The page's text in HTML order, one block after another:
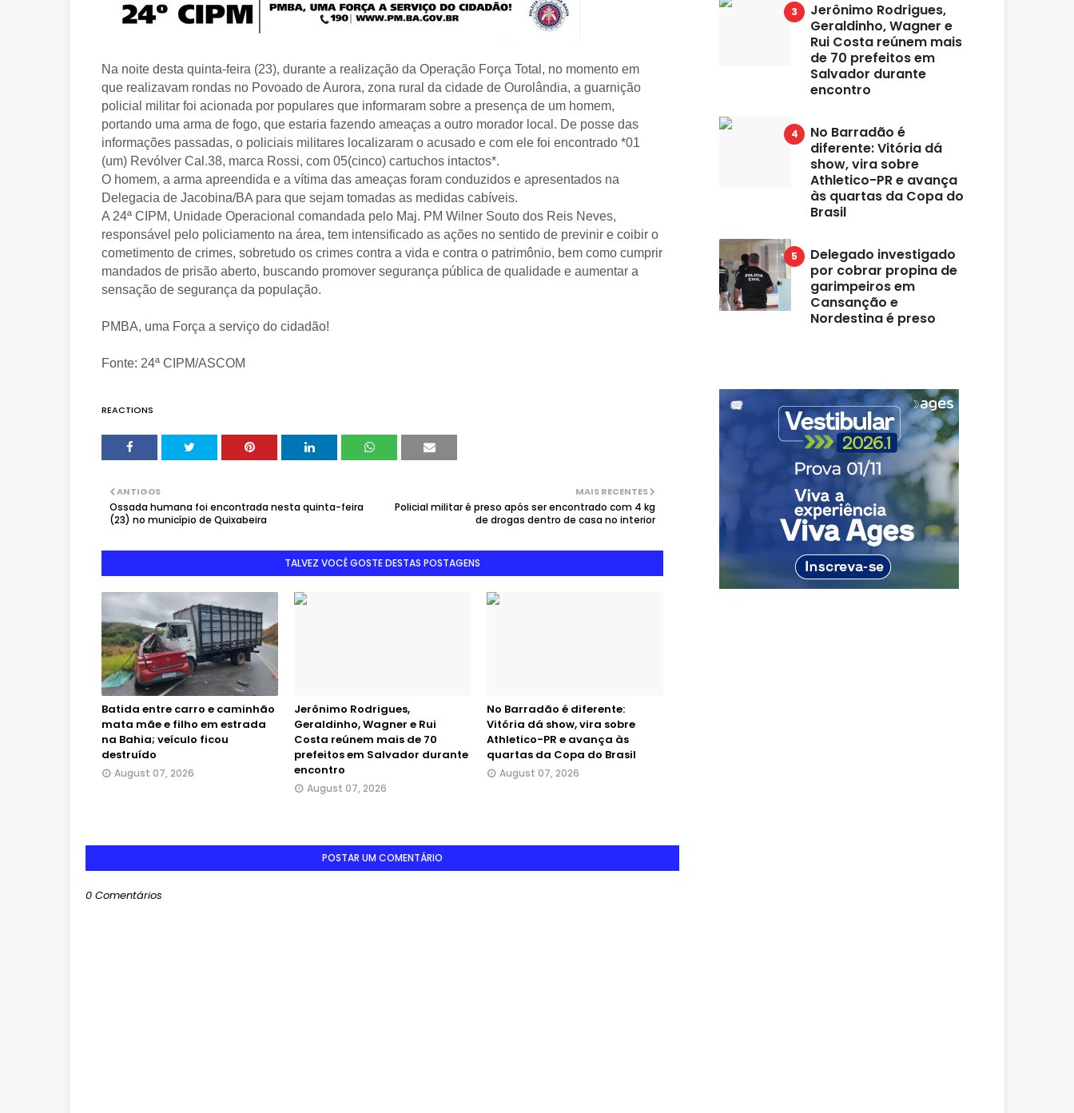
Na noite desta quinta-feira (23), durante a realização da Operação Força Total, no momento em
que realizavam rondas no Povoado de Aurora, zona rural da cidade de Ourolândia, a guarnição
policial militar foi acionada por populares que informaram sobre a presença de um homem,
portando uma arma de fogo, que estaria fazendo ameaças a outro morador local. De posse das
informações passadas, o policiais militares localizaram o acusado e com ele foi encontrado *01
(um) Revólver Cal.38, marca Rossi, com 05(cinco) cartuchos intactos*.
O homem, a arma apreendida e a vítima das ameaças foram conduzidos e apresentados na
Delegacia de Jacobina/BA para que sejam tomadas as medidas cabíveis.
A 24ª CIPM, Unidade Operacional comandada pelo Maj. PM Wilner Souto dos Reis Neves,
responsável pelo policiamento na área, tem intensificado as ações no sentido de previnir e coibir o
cometimento de crimes, sobretudo os crimes contra a vida e contra o patrimônio, bem como cumprir
mandados de prisão aberto, buscando promover segurança pública de qualidade e aumentar a
sensação de segurança da população.
PMBA, uma Força a serviço do cidadão!
Fonte: 24ª CIPM/ASCOM
REACTIONS
MAIS RECENTES
Policial militar é preso após ser encontrado com 4 kg
de drogas dentro de casa no interior
ANTIGOS
Ossada humana foi encontrada nesta quinta-feira
(23) no município de Quixabeira
TALVEZ VOCÊ GOSTE DESTAS POSTAGENS
Batida entre carro e caminhão
mata mãe e filho em estrada
na Bahia; veículo ficou
destruído
August 07, 2026
Jerônimo Rodrigues,
Geraldinho, Wagner e Rui
Costa reúnem mais de 70
prefeitos em Salvador durante
encontro
August 07, 2026
No Barradão é diferente:
Vitória dá show, vira sobre
Athletico-PR e avança às
quartas da Copa do Brasil
August 07, 2026
POSTAR UM COMENTÁRIO
0 Comentários
Jerônimo Rodrigues,
Geraldinho, Wagner e
Rui Costa reúnem mais
de 70 prefeitos em
Salvador durante
encontro
No Barradão é
diferente: Vitória dá
show, vira sobre
Athletico-PR e avança
às quartas da Copa do
Brasil
Delegado investigado
por cobrar propina de
garimpeiros em
Cansanção e
Nordestina é preso